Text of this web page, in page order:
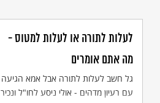
לעלות לתורה או לעלות למטוס -
מה אתם אומרים
גל חשב לעלות לתורה אבל אמא הגיעה
עם רעיון מדהים - אולי ניסע לחו"ל ונכיר